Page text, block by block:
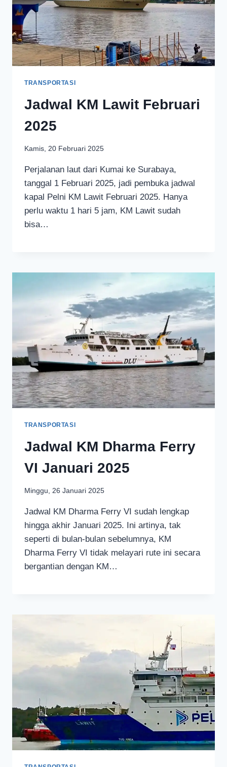
TRANSPORTASI
Jadwal KM Lawit Februari
2025
Kamis, 20 Februari 2025
Perjalanan laut dari Kumai ke Surabaya,
tanggal 1 Februari 2025, jadi pembuka jadwal
kapal Pelni KM Lawit Februari 2025. Hanya
perlu waktu 1 hari 5 jam, KM Lawit sudah
bisa…
TRANSPORTASI
Jadwal KM Dharma Ferry
VI Januari 2025
Minggu, 26 Januari 2025
Jadwal KM Dharma Ferry VI sudah lengkap
hingga akhir Januari 2025. Ini artinya, tak
seperti di bulan-bulan sebelumnya, KM
Dharma Ferry VI tidak melayari rute ini secara
bergantian dengan KM…